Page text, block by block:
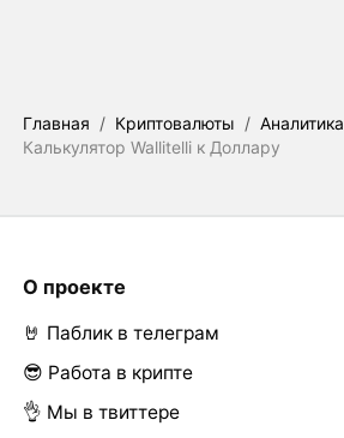
Главная / Криптовалюты / Аналитика
Калькулятор Wallitelli к Доллару
О проекте
🤘 Паблик в телеграм
😎 Работа в крипте
👌 Мы в твиттере